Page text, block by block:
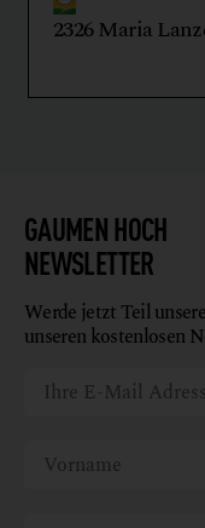
2326 Maria
GAUMEN HOCH
NEWSLETTER
Werde jetzt Teil
unseren kostenlosen